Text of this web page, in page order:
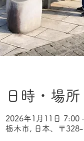
日時・場所
2026年1月11日 7:00
栃木市, 日本、〒